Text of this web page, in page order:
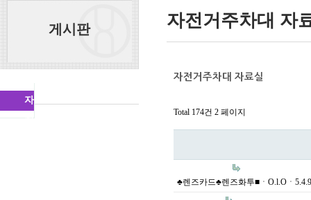
게시판
자
전
자전거주차대 자
자전거주차대 자료실
Total 174건 2 페이지
♣렌즈카드♣렌즈화투■ㆍO.l.Oㆍ